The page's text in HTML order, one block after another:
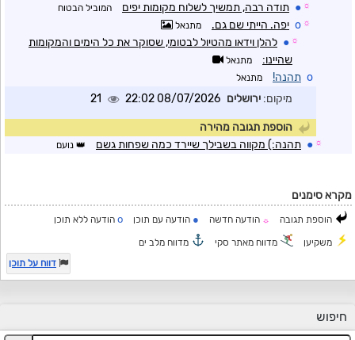
☼
● תודה רבה, תמשיך לשלוח מקומות יפים המוביל הבטוח
☼
o יפה. הייתי שם גם. מתנאל
☼
● להלן וידאו מהטיול לבטומי, שסוקר את כל הימים והמקומות
שהיינו:
מתנאל
o תהנה! מתנאל
מיקום: ירושלים 08/07/2026 22:02
21
הוספת תגובה מהירה
☼
● תהנה:) מקווה בשבילך שיירד כמה שפחות גשם נועם
מקרא סימנים
הוספת תגובה ☼ הודעה חדשה ● הודעה עם תוכן o הודעה ללא תוכן
משקיען מדווח מאתר סקי
מדווח מלב ים
דווח על תוכן
חיפוש